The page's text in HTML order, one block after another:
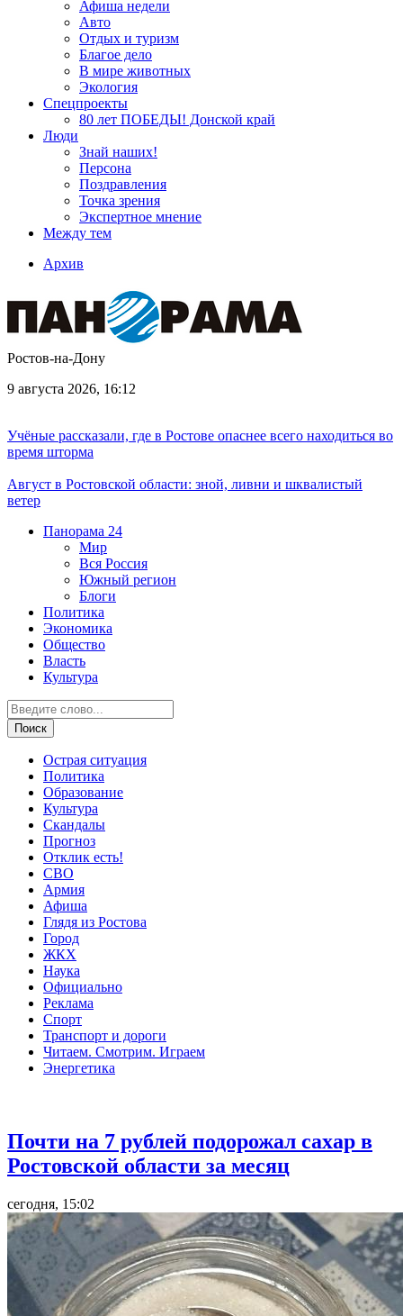
Афиша недели
Авто
Отдых и туризм
Благое дело
В мире животных
Экология
Спецпроекты
80 лет ПОБЕДЫ! Донской край
Люди
Знай наших!
Персона
Поздравления
Точка зрения
Экспертное мнение
Между тем
Архив
Ростов-на-Дону
9 августа 2026, 16:12
Учёные рассказали, где в Ростове опаснее всего находиться во
время шторма
Август в Ростовской области: зной, ливни и шквалистый
ветер
Панорама 24
Мир
Вся Россия
Южный регион
Блоги
Политика
Экономика
Общество
Власть
Культура
Острая ситуация
Политика
Образование
Культура
Скандалы
Прогноз
Отклик есть!
СВО
Армия
Афиша
Глядя из Ростова
Город
ЖКХ
Наука
Официально
Реклама
Спорт
Транспорт и дороги
Читаем. Смотрим. Играем
Энергетика
Почти на 7 рублей подорожал сахар в
Ростовской области за месяц
сегодня, 15:02